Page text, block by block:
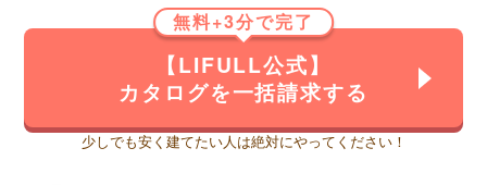
無料+3分で完了
【LIFULL公式】
カタログを一括請求する
少しでも安く建てたい人は絶対にやってください！